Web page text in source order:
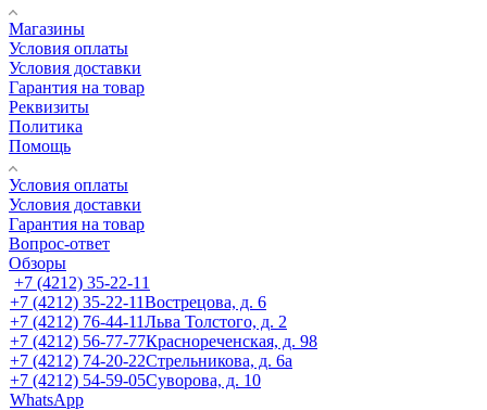
Магазины
Условия оплаты
Условия доставки
Гарантия на товар
Реквизиты
Политика
Помощь
Условия оплаты
Условия доставки
Гарантия на товар
Вопрос-ответ
Обзоры
+7 (4212) 35-22-11
+7 (4212) 35-22-11Вострецова, д. 6
+7 (4212) 76-44-11Льва Толстого, д. 2
+7 (4212) 56-77-77Краснореченская, д. 98
+7 (4212) 74-20-22Стрельникова, д. 6а
+7 (4212) 54-59-05Суворова, д. 10
WhatsApp